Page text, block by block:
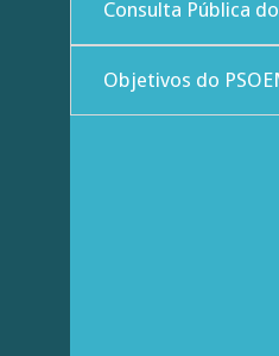
Consulta Pública
Objetivos do